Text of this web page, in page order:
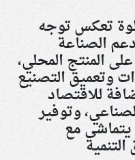
تعكس توجه
الصناعة
المنتج المحلي،
وتعميق التصنيع
للاقتصاد
وتوفير
يتماشى مع